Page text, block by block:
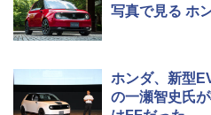
写真で見る ホ
ホンダ、新型
の一瀬智史氏